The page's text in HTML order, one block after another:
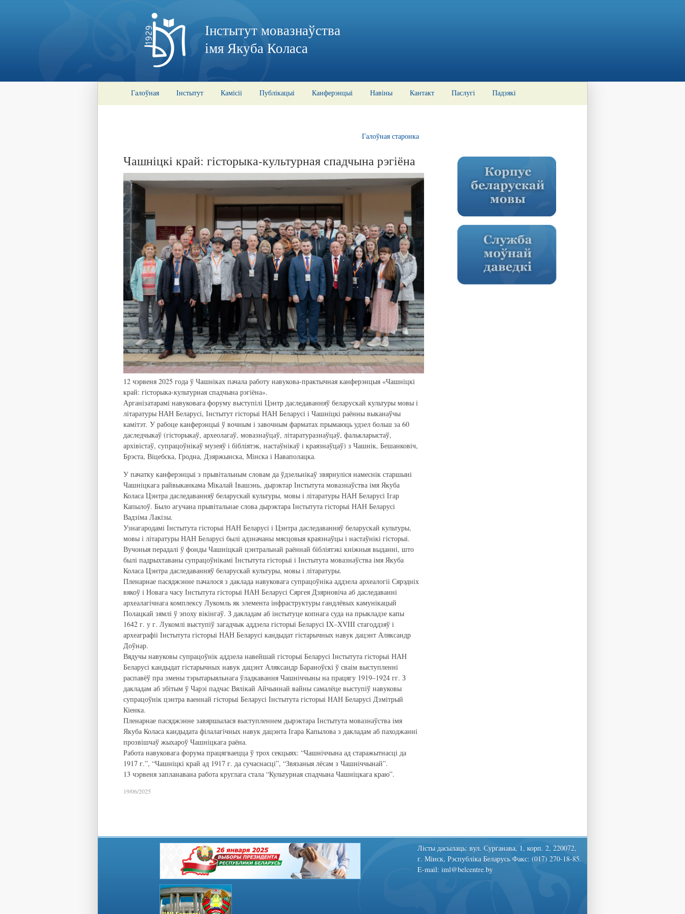
Інстытут мовазнаўства
імя Якуба Коласа
Галоўная Інстытут Камісіі Публікацыі Канферэнцыі Навіны Кантакт Паслугі Падзякі
Галоўная старонка
Чашніцкі край: гісторыка-культурная спадчына рэгіёна
12 чэрвеня 2025 года ў Чашніках пачала работу навукова-практычная канферэнцыя «Чашніцкі
край: гісторыка-культурная спадчына рэгіёна».
Арганізатарамі навуковага форуму выступілі Цэнтр даследаванняў беларускай культуры мовы і
літаратуры НАН Беларусі, Інстытут гісторыі НАН Беларусі і Чашніцкі раённы выканаўчы
камітэт. У рабоце канферэнцыі ў вочным і завочным фарматах прымаюць удзел больш за 60
даследчыкаў (гісторыкаў, археолагаў, мовазнаўцаў, літаратуразнаўцаў, фалькларыстаў,
архівістаў, супрацоўнікаў музеяў і бібліятэк, настаўнікаў і краязнаўцаў) з Чашнік, Бешанковіч,
Брэста, Віцебска, Гродна, Дзяржынска, Мінска і Наваполацка.
У пачатку канферэнцыі з прывітальным словам да ўдзельнікаў звярнуліся намеснік старшыні
Чашніцкага райвыканкама Мікалай Івашэнь, дырэктар Інстытута мовазнаўства імя Якуба
Коласа Цэнтра даследаванняў беларускай культуры, мовы і літаратуры НАН Беларусі Ігар
Капылоў. Было агучана прывітальнае слова дырэктара Інстытута гісторыі НАН Беларусі
Вадзіма Лакізы.
Узнагародамі Інстытута гісторыі НАН Беларусі і Цэнтра даследаванняў беларускай культуры,
мовы і літаратуры НАН Беларусі былі адзначаны мясцовыя краязнаўцы і настаўнікі гісторыі.
Вучоныя перадалі ў фонды Чашніцкай цэнтральнай раённай бібліятэкі кніжныя выданні, што
былі падрыхтаваны супрацоўнікамі Інстытута гісторыі і Інстытута мовазнаўства імя Якуба
Коласа Цэнтра даследаванняў беларускай культуры, мовы і літаратуры.
Пленарнае пасяджэнне пачалося з даклада навуковага супрацоўніка аддзела археалогіі Сярэдніх
вякоў і Новага часу Інстытута гісторыі НАН Беларусі Сяргея Дзярновіча аб даследаванні
археалагічнага комплексу Лукомль як элемента інфраструктуры гандлёвых камунікацый
Полацкай зямлі ў эпоху вікінгаў. З дакладам аб інстытуце копнага суда на прыкладзе капы
1642 г. у г. Лукомлі выступіў загадчык аддзела гісторыі Беларусі IX–XVIII стагоддзяў і
археаграфіі Інстытута гісторыі НАН Беларусі кандыдат гістарычных навук дацэнт Аляксандр
Доўнар.
Вядучы навуковы супрацоўнік аддзела навейшай гісторыі Беларусі Інстытута гісторыі НАН
Беларусі кандыдат гістарычных навук дацэнт Аляксандр Бараноўскі ў сваім выступленні
распавёў пра змены тэрытарыяльнага ўладкавання Чашніччыны на працягу 1919–1924 гг. З
дакладам аб збітым ў Чарэі падчас Вялікай Айчыннай вайны самалёце выступіў навуковы
супрацоўнік цэнтра ваеннай гісторыі Беларусі Інстытута гісторыі НАН Беларусі Дзмітрый
Кіенка.
Пленарнае пасяджэнне завяршылася выступленнем дырэктара Інстытута мовазнаўства імя
Якуба Коласа кандыдата філалагічных навук дацэнта Ігара Капылова з дакладам аб паходжанні
прозвішчаў жыхароў Чашніцкага раёна.
Работа навуковага форума працягваецца ў трох секцыях: “Чашніччына ад старажытнасці да
1917 г.”, “Чашніцкі край ад 1917 г. да сучаснасці”, “Звязаныя лёсам з Чашніччынай”.
13 чэрвеня запланавана работа круглага стала “Культурная спадчына Чашніцкага краю”.
19/06/2025
Лiсты дасылаць: вул. Сурганава, 1, корп. 2, 220072,
г. Мінск, Рэспубліка Беларусь Факс: (017) 270-18-85.
E-mail: iml@belcentre.by